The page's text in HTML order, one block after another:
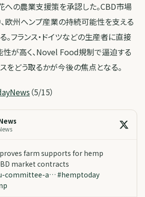
への農業支援策を承認した。CBD市場
欧州ヘンプ産業の持続可能性を支える
。フランス・ドイツなどの生産者に直接
が高く、Novel Food規制で逼迫する
をどう取るかが今後の焦点となる。
（5/15）
farm supports for hemp
market contracts
committee-a… #hemptoday